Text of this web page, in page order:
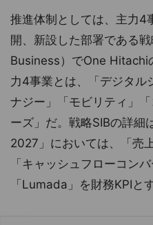
推進体制としては、主力4
開、新設した部署である
Business）でOne Hitachi
力4事業とは、「デジタル
ナジー」「モビリティ」
ーズ」だ。戦略SIBの詳細
2027」においては、「売
「キャッシュフローコン
「Lumada」を財務KPIと